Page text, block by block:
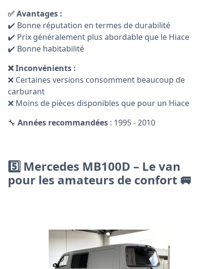
✅ Avantages :
✔️ Bonne réputation en termes de durabilité
✔️ Prix généralement plus abordable que le Hiace
✔️ Bonne habitabilité
❌ Inconvénients :
❌ Certaines versions consomment beaucoup de
carburant
❌ Moins de pièces disponibles que pour un Hiace
🔧 Années recommandées : 1995 - 2010
5️⃣ Mercedes MB100D – Le van
pour les amateurs de confort 🚐